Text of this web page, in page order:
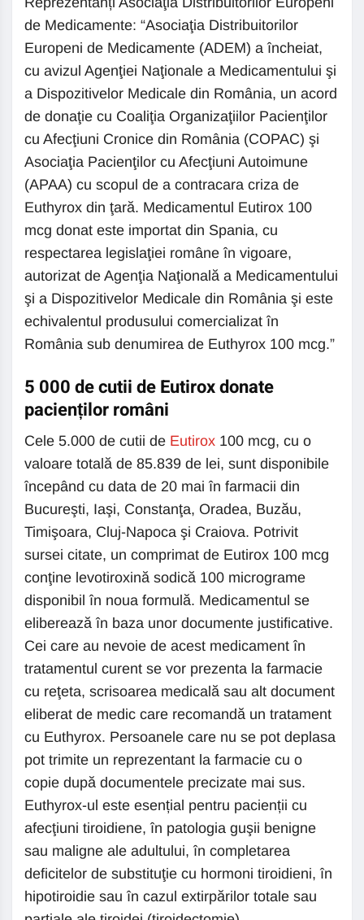
de Medicamente: “Asociaţia Distribuitorilor
Europeni de Medicamente (ADEM) a încheiat,
cu avizul Agenţiei Naţionale a Medicamentului şi
a Dispozitivelor Medicale din România, un acord
de donaţie cu Coaliţia Organizaţiilor Pacienţilor
cu Afecţiuni Cronice din România (COPAC) şi
Asociaţia Pacienţilor cu Afecţiuni Autoimune
(APAA) cu scopul de a contracara criza de
Euthyrox din ţară. Medicamentul Eutirox 100
mcg donat este importat din Spania, cu
respectarea legislaţiei române în vigoare,
autorizat de Agenţia Naţională a Medicamentului
şi a Dispozitivelor Medicale din România şi este
echivalentul produsului comercializat în
România sub denumirea de Euthyrox 100 mcg.”
5 000 de cutii de Eutirox donate
pacienților români
Cele 5.000 de cutii de Eutirox 100 mcg, cu o
valoare totală de 85.839 de lei, sunt disponibile
începând cu data de 20 mai în farmacii din
Bucureşti, Iaşi, Constanţa, Oradea, Buzău,
Timişoara, Cluj-Napoca şi Craiova. Potrivit
sursei citate, un comprimat de Eutirox 100 mcg
conţine levotiroxină sodică 100 micrograme
disponibil în noua formulă. Medicamentul se
eliberează în baza unor documente justificative.
Cei care au nevoie de acest medicament în
tratamentul curent se vor prezenta la farmacie
cu reţeta, scrisoarea medicală sau alt document
eliberat de medic care recomandă un tratament
cu Euthyrox. Persoanele care nu se pot deplasa
pot trimite un reprezentant la farmacie cu o
copie după documentele precizate mai sus.
Euthyrox-ul este esențial pentru pacienții cu
afecţiuni tiroidiene, în patologia guşii benigne
sau maligne ale adultului, în completarea
deficitelor de substituţie cu hormoni tiroidieni, în
hipotiroidie sau în cazul extirpărilor totale sau